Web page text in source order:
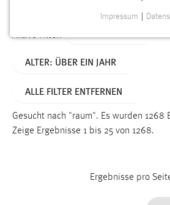
Aktive Filter:
ALTER: ÜBER EIN JAHR
ALLE FILTER ENTFERNEN
Gesucht nach "raum". Es wurden 1268
Zeige Ergebnisse 1 bis 25 von 1268.
Ergebnisse pro
Funktionen und sind für die
Name:
Dieser Cookie speichert die
Impressum